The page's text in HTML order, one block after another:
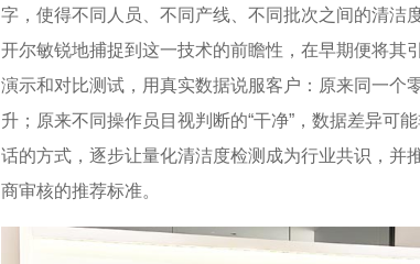
字，使得不同人员、不同产线、不同批次之间的清洁
开尔敏锐地捕捉到这一技术的前瞻性，在早期便将其
演示和对比测试，用真实数据说服客户：原来同一个
升；原来不同操作员目视判断的“干净”，数据差异可
话的方式，逐步让量化清洁度检测成为行业共识，并
商审核的推荐标准。